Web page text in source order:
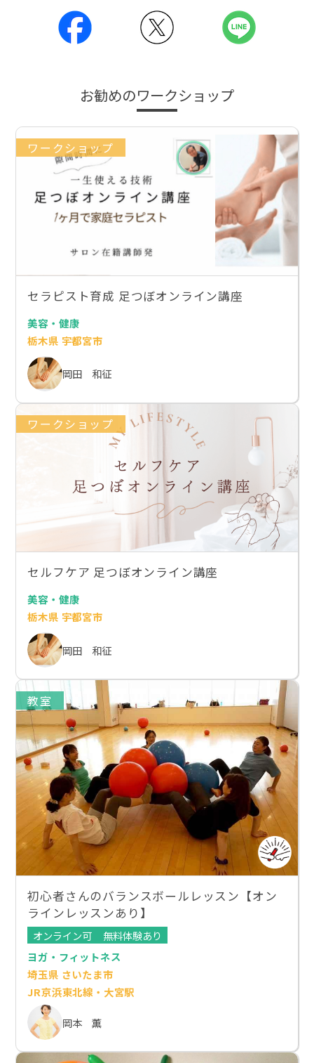
お勧めのワークショップ
ワークショップ
セラピスト育成 足つぼオンライン講座
美容・健康
栃木県 宇都宮市
岡田 和征
ワークショップ
セルフケア 足つぼオンライン講座
美容・健康
栃木県 宇都宮市
岡田 和征
教室
初心者さんのバランスボールレッスン【オン
ラインレッスンあり】
オンライン可
無料体験あり
ヨガ・フィットネス
埼玉県 さいたま市
JR京浜東北線・大宮駅
岡本 薫